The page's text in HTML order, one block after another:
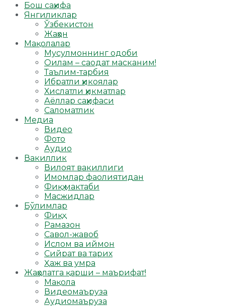
Бош саҳифа
Янгиликлар
Ўзбекистон
Жаҳон
Мақолалар
Мусулмоннинг одоби
Оилам – саодат масканим!
Таълим-тарбия
Ибратли ҳикоялар
Хислатли ҳикматлар
Аёллар саҳифаси
Саломатлик
Медиа
Видео
Фото
Аудио
Вакиллик
Вилоят вакиллиги
Имомлар фаолиятидан
Фиқҳ мактаби
Масжидлар
Бўлимлар
Фиқҳ
Рамазон
Савол-жавоб
Ислом ва иймон
Сийрат ва тарих
Ҳаж ва умра
Жаҳолатга қарши – маърифат!
Мақола
Видеомаъруза
Аудиомаъруза